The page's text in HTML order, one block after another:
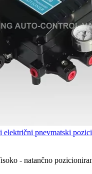
pnevmatski
- natančno